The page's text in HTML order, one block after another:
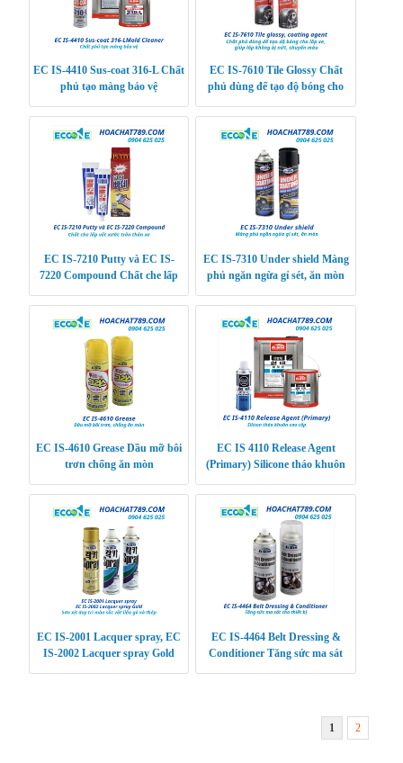
EC IS-4410 Sus-coat 316-L Chất
phủ tạo màng bảo vệ
EC IS-7610 Tile Glossy Chất
phủ dùng để tạo độ bóng cho
chuyển màu
EC IS-7210 Putty và EC IS-
7220 Compound Chất che lấp
EC IS-7310 Under shield Màng
phủ ngăn ngừa gỉ sét, ăn mòn
EC IS-4610 Grease Dầu mỡ bôi
trơn chống ăn mòn
EC IS 4110 Release Agent
(Primary) Silicone tháo khuôn
EC IS-2001 Lacquer spray, EC
IS-2002 Lacquer spray Gold
EC IS-4464 Belt Dressing &
Conditioner Tăng sức ma sát
1 2